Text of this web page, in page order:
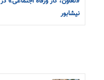
نیشابور